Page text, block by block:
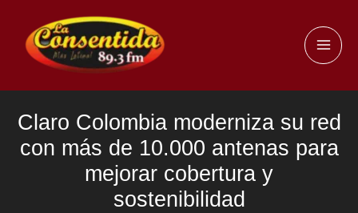
contenido
Claro Colombia moderniza su red
con más de 10.000 antenas para
mejorar cobertura y
sostenibilidad